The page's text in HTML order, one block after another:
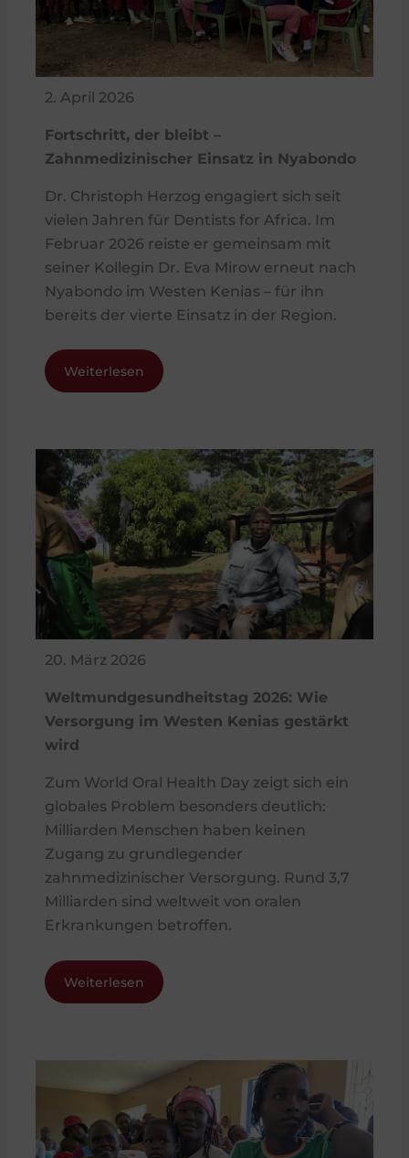
2. April 2026
Fortschritt, der bleibt –
Zahnmedizinischer Einsatz in Nyabondo
Dr. Christoph Herzog engagiert sich seit
vielen Jahren für Dentists for Africa. Im
Februar 2026 reiste er gemeinsam mit
seiner Kollegin Dr. Eva Mirow erneut nach
Nyabondo im Westen Kenias – für ihn
bereits der vierte Einsatz in der Region.
Weiterlesen
20. März 2026
Weltmundgesundheitstag 2026: Wie
Versorgung im Westen Kenias gestärkt
wird
Zum World Oral Health Day zeigt sich ein
globales Problem besonders deutlich:
Milliarden Menschen haben keinen
Zugang zu grundlegender
zahnmedizinischer Versorgung. Rund 3,7
Milliarden sind weltweit von oralen
Erkrankungen betroffen.
Weiterlesen